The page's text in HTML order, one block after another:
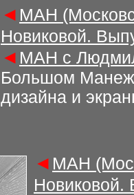
◄ МАН
Новиковой.
◄ МАН с
Большом
дизайна и
◄ МАН
Новиковой.